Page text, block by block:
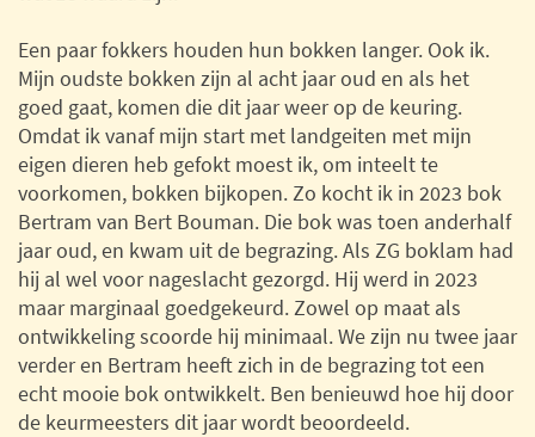
Een paar fokkers houden hun bokken langer. Ook ik.
Mijn oudste bokken zijn al acht jaar oud en als het
goed gaat, komen die dit jaar weer op de keuring.
Omdat ik vanaf mijn start met landgeiten met mijn
eigen dieren heb gefokt moest ik, om inteelt te
voorkomen, bokken bijkopen. Zo kocht ik in 2023 bok
Bertram van Bert Bouman. Die bok was toen anderhalf
jaar oud, en kwam uit de begrazing. Als ZG boklam had
hij al wel voor nageslacht gezorgd. Hij werd in 2023
maar marginaal goedgekeurd. Zowel op maat als
ontwikkeling scoorde hij minimaal. We zijn nu twee jaar
verder en Bertram heeft zich in de begrazing tot een
echt mooie bok ontwikkelt. Ben benieuwd hoe hij door
de keurmeesters dit jaar wordt beoordeeld.